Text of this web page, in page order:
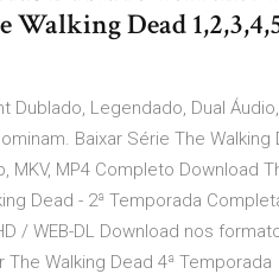
Dead
Dublado, Legendado, Dual
Baixar Série The Walking
MKV, MP4 Completo Download
Dead - 2ª Temporada
/ WEB-DL Download nos
The Walking Dead 4ª Temporada